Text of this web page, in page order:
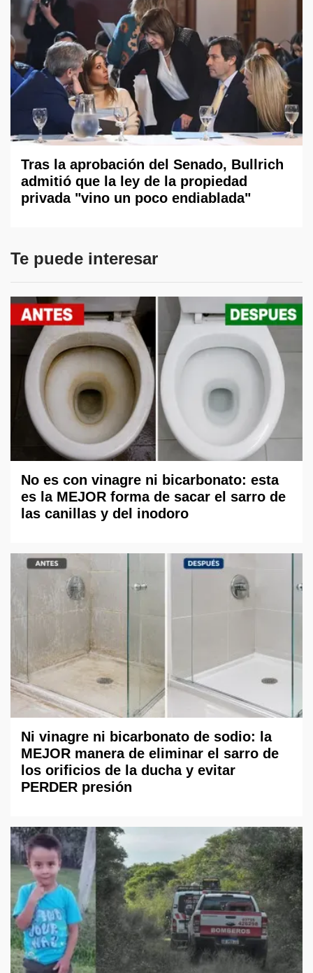
Tras la aprobación del Senado, Bullrich
admitió que la ley de la propiedad
privada "vino un poco endiablada"
Te puede interesar
No es con vinagre ni bicarbonato: esta
es la MEJOR forma de sacar el sarro de
las canillas y del inodoro
Ni vinagre ni bicarbonato de sodio: la
MEJOR manera de eliminar el sarro de
los orificios de la ducha y evitar
PERDER presión